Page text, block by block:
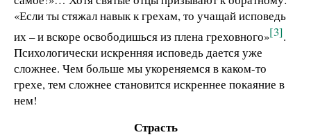
«Если ты стяжал навык к грехам, то учащай исповедь
их – и вскоре освободишься из плена греховного»[3].
Психологически искренняя исповедь дается уже
сложнее. Чем больше мы укореняемся в каком-то
грехе, тем сложнее становится искреннее покаяние в
нем!
Страсть